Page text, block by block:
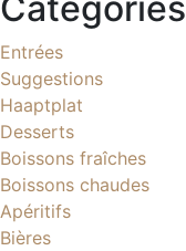
Entrées
Suggestions
Haaptplat
Desserts
Boissons fraîches
Boissons chaudes
Apéritifs
Bières